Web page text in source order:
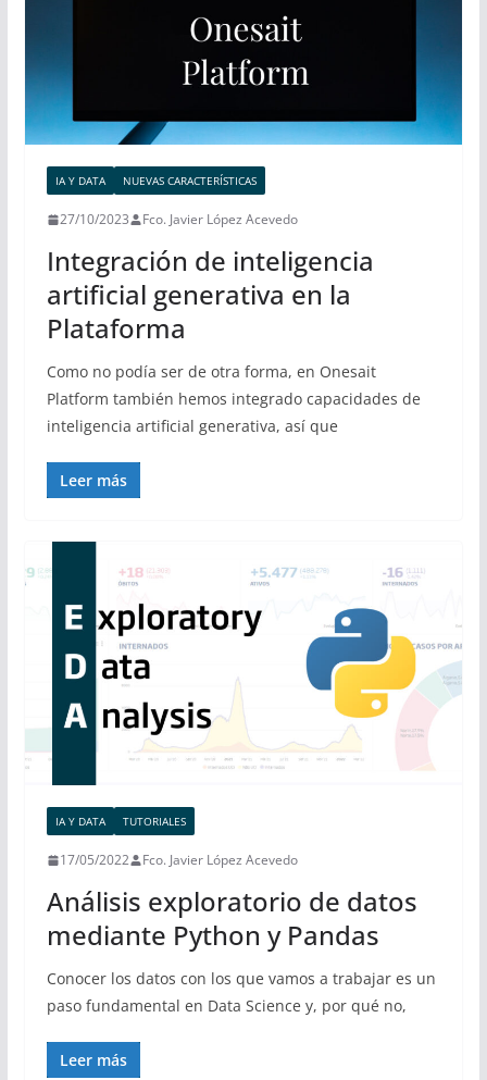
IA Y DATA NUEVAS CARACTERÍSTICAS
27/10/2023 Fco. Javier López Acevedo
Integración de inteligencia
artificial generativa en la
Plataforma
Como no podía ser de otra forma, en Onesait
Platform también hemos integrado capacidades de
inteligencia artificial generativa, así que
Leer más
IA Y DATA TUTORIALES
17/05/2022 Fco. Javier López Acevedo
Análisis exploratorio de datos
mediante Python y Pandas
Conocer los datos con los que vamos a trabajar es un
paso fundamental en Data Science y, por qué no,
Leer más